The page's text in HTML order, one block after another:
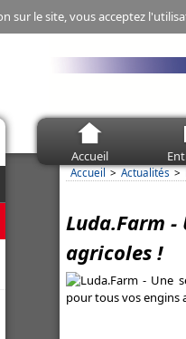
sur le site, vous acceptez
Accueil
Accueil Actualités
Luda.Farm -
agricoles !